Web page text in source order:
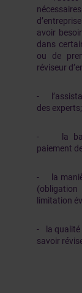
avoir
dans
ou de
réviseur
-
des experts;
- la base
paiement
- la
limitation
- la qualité
savoir